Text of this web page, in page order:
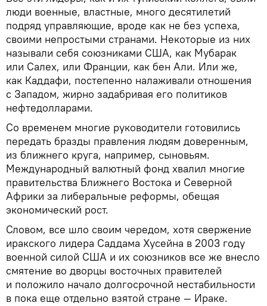
люди военные, властные, много десятилетий
подряд управляющие, вроде как не без успеха,
своими непростыми странами. Некоторые из них
называли себя союзниками США, как Мубарак
или Салех, или Франции, как бен Али. Или же,
как Каддафи, постепенно налаживали отношения
с Западом, жирно задабривая его политиков
нефтедолларами.
Со временем многие руководители готовились
передать бразды правления людям доверенным,
из ближнего круга, например, сыновьям.
Международный валютный фонд хвалил многие
правительства Ближнего Востока и Северной
Африки за либеральные реформы, обещая
экономический рост.
Словом, все шло своим чередом, хотя свержение
иракского лидера Саддама Хусейна в 2003 году
военной силой США и их союзников все же внесло
смятение во дворцы восточных правителей
и положило начало долгосрочной нестабильности
в пока еще отдельно взятой стране — Ираке.